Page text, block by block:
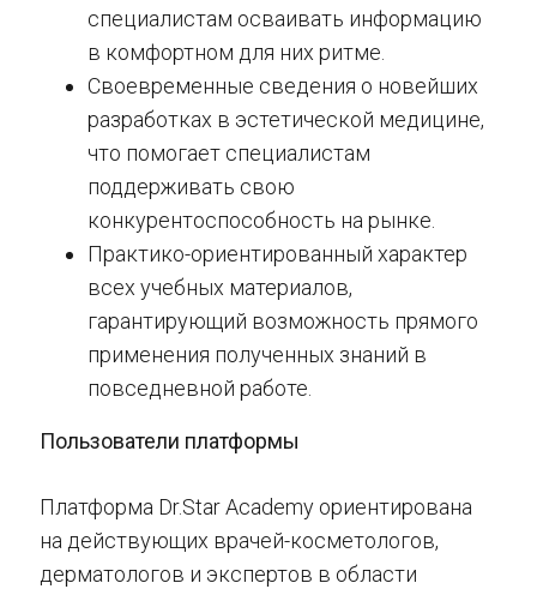
специалистам осваивать информацию
в комфортном для них ритме.
Своевременные сведения о новейших
разработках в эстетической медицине,
что помогает специалистам
поддерживать свою
конкурентоспособность на рынке.
Практико-ориентированный характер
всех учебных материалов,
гарантирующий возможность прямого
применения полученных знаний в
повседневной работе.
Пользователи платформы
Платформа Dr.Star Academy ориентирована
на действующих врачей-косметологов,
дерматологов и экспертов в области